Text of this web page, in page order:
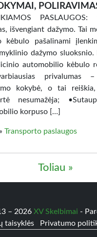
PASLAUGOS:
išvengiant dažymo. Tai
kėbulo pašalinami
dažymo
automobilio kėbulo
privalumas –
kokybė, o tai
nesumažėja;
korpuso […]
» Transporto paslaugos
Toliau »
– 2026 XV Skelbimai -
taisyklės Privatumo